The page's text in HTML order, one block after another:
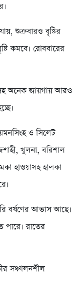
শুক্রবারও বৃষ্টির
কমবে। রোববারের
অনেক জায়গায় আরও
ও সিলেট
খুলনা, বরিশাল
হাওয়াসহ হালকা
বর্ষণের আভাস আছে।
পারে। রাতের
সঞ্চালনশীল